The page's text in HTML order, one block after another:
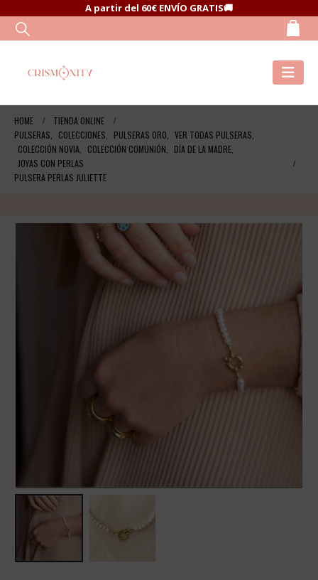
A partir del 60€ ENVÍO GRATIS🚚
HOME
TIENDA ONLINE
PULSERAS
COLECCIONES PULSERAS ORO VER TODAS PULSERAS
COLECCIÓN NOVIA
COLECCIÓN COMUNIÓN DÍA DE LA MADRE
JOYAS CON PERLAS
PULSERA PERLAS JULIETTE